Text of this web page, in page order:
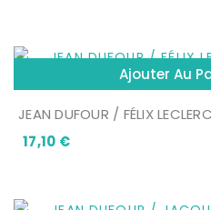
Ajouter Au
JEAN DUFOUR / FÉLIX
17,10 €Prix